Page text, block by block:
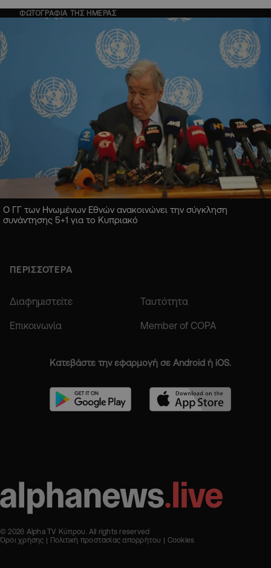
ΦΩΤΟΓΡΑΦΙΑ ΤΗΣ ΗΜΕΡΑΣ
Ο ΓΓ των Ηνωμένων Εθνών ανακοινώνει την σύγκληση
συνάντησης 5+1 για το Κυπριακό
ΠΕΡΙΣΣΟΤΕΡΑ
Διαφημιστείτε Ταυτότητα
Επικοινωνία Member of COPA
Κατεβάστε την εφαρμογή σε Android ή iOS.
© 2026 Alpha TV Κύπρου. All rights reserved
Όροι χρήσης
Πολιτική προστασίας απορρήτου Cookies